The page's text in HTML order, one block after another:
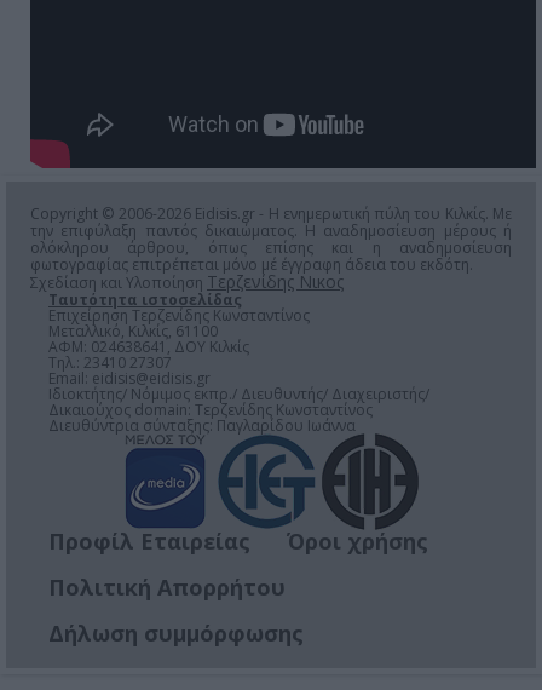
Copyright © 2006-2026 Eidisis.gr - Η ενημερωτική πύλη του Κιλκίς. Με
την επιφύλαξη παντός δικαιώματος. Η αναδημοσίευση μέρους ή
ολόκληρου άρθρου, όπως επίσης και η αναδημοσίευση
φωτογραφίας επιτρέπεται μόνο μέ έγγραφη άδεια του εκδότη.
Σχεδίαση και Υλοποίηση Τερζενίδης Νικος
Ταυτότητα ιστοσελίδας
Επιχείρηση Τερζενίδης Κωνσταντίνος
Μεταλλικό, Κιλκίς, 61100
ΑΦΜ: 024638641, ΔΟΥ Κιλκίς
Τηλ.: 23410 27307
Email: eidisis@eidisis.gr
Ιδιοκτήτης/ Νόμιμος εκπρ./ Διευθυντής/ Διαχειριστής/
Δικαιούχος domain: Τερζενίδης Κωνσταντίνος
Διευθύντρια σύνταξης: Παγλαρίδου Ιωάννα
Προφίλ Εταιρείας
Όροι χρήσης
Πολιτική Απορρήτου
Δήλωση συμμόρφωσης